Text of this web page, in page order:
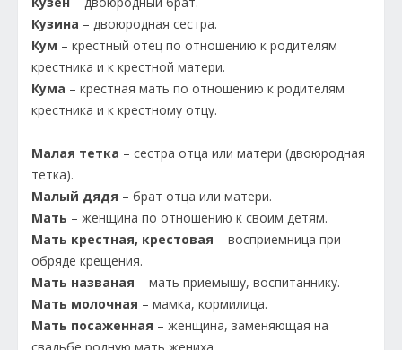
Кузина – двоюродная сестра.
Кум – крестный отец по отношению к родителям
крестника и к крестной матери.
Кума – крестная мать по отношению к родителям
крестника и к крестному отцу.
Малая тетка – сестра отца или матери (двоюродная
тетка).
Малый дядя – брат отца или матери.
Мать – женщина по отношению к своим детям.
Мать крестная, крестовая – восприемница при
обряде крещения.
Мать названая – мать приемышу, воспитаннику.
Мать молочная – мамка, кормилица.
Мать посаженная – женщина, заменяющая на